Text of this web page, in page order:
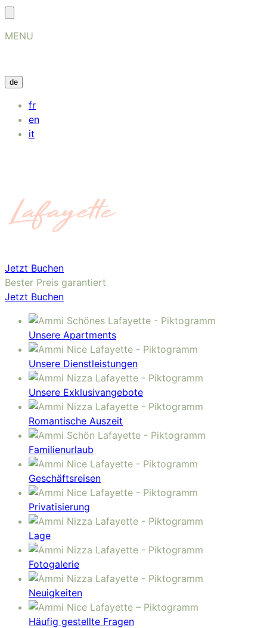
MENU
de
fr
en
it
Jetzt Buchen
Bester Preis garantiert
Jetzt Buchen
Unsere Apartments
Unsere Dienstleistungen
Unsere Exklusivangebote
Romantische Auszeit
Familienurlaub
Geschäftsreisen
Privatisierung
Lage
Fotogalerie
Neuigkeiten
Häufig gestellte Fragen